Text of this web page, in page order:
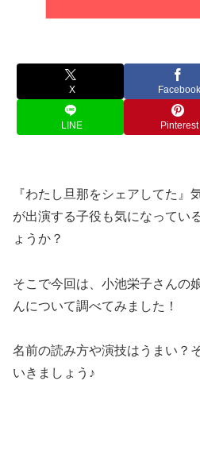
X Facebook
LINE Pinterest
『わたし旦那をシェアしてた』
が出演する子役も気になってい
ょうか？
そこで今回は、小池栄子さんの
んについて調べてみました！
名前の読み方や演技はうまい？
いきましょう♪